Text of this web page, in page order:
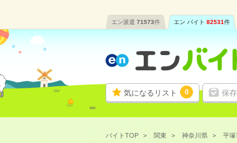
エン派遣 71573件 エン バイト 82531件
気になるリスト 0 保
バイトTOP 関東 神奈川県 平塚